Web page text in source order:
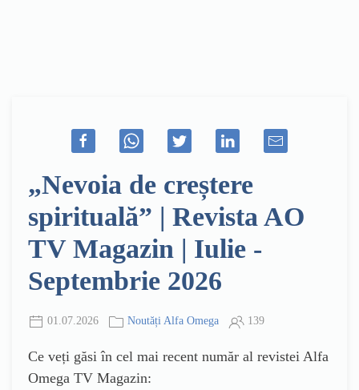
„Nevoia de creștere
spirituală” | Revista AO
TV Magazin | Iulie -
Septembrie 2026
01.07.2026 Noutăți Alfa Omega 139
Ce veți găsi în cel mai recent număr al revistei Alfa
Omega TV Magazin: